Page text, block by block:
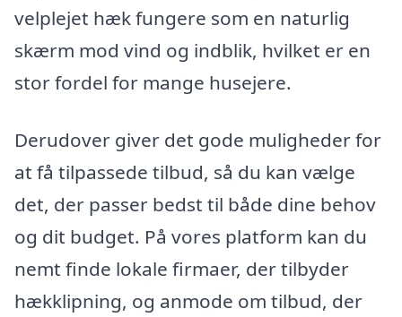
velplejet hæk fungere som en naturlig
skærm mod vind og indblik, hvilket er en
stor fordel for mange husejere.
Derudover giver det gode muligheder for
at få tilpassede tilbud, så du kan vælge
det, der passer bedst til både dine behov
og dit budget. På vores platform kan du
nemt finde lokale firmaer, der tilbyder
hækklipning, og anmode om tilbud, der